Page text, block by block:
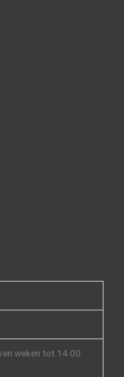
weken tot 14.00